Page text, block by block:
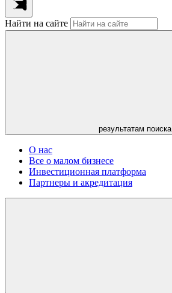
Найти на сайте
результатам поиска
О нас
Все о малом бизнесе
Инвестиционная платформа
Партнеры и акредитация